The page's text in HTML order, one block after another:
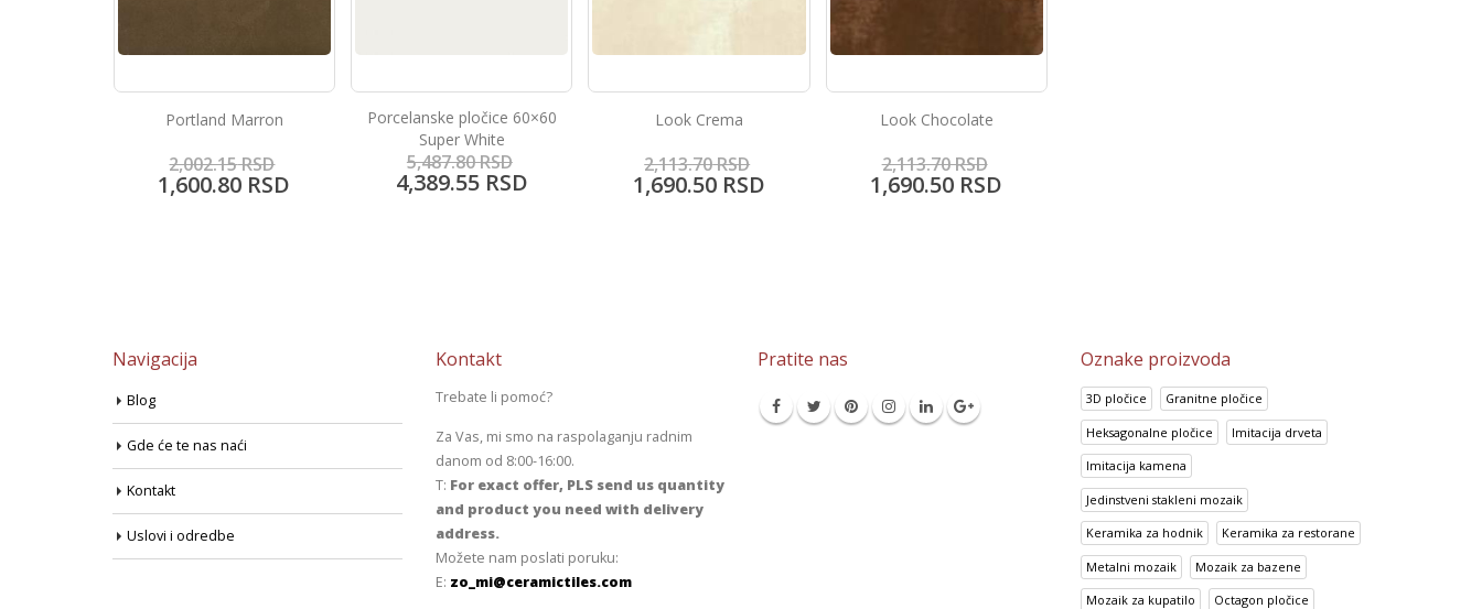
Porcelanske pločice 60×60
5,487.80RSD
4,389.55 RSD
Look Crema
2,113.70RSD
1,690.50 RSD
Look Chocolate
2,113.70RSD
1,690.50 RSD
Podne porcelanske pločice
7,331.25RSD
5,865.00 RSD
Navigacija
Blog
Gde će te nas naći
Kontakt
Uslovi i odredbe
Kontakt
Trebate li pomoć?
Za Vas, mi smo na raspolaganju radnim
danom od 8:00-16:00.
T: For exact offer, PLS send us quantity
and product you need with delivery
address.
Možete nam poslati poruku:
E: zo_mi@ceramictiles.com
Pratite nas Oznake proizvoda
3D pločice Granitne pločice
Heksagonalne pločice Imitacija drveta
Imitacija kamena
Jedinstveni stakleni mozaik
Keramika za hodnik Keramika za restorane
Metalni mozaik Mozaik za bazene
Mozaik za kupatilo Octagon pločice